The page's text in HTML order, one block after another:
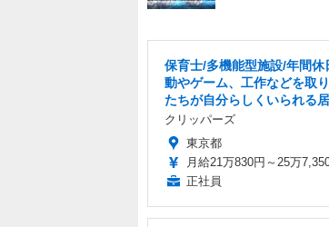
保育士/多機能型施設/年間
動やゲーム、工作などを取
たちが自分らしくいられる
クリッパーズ
東京都
月給21万830円～25万
正社員